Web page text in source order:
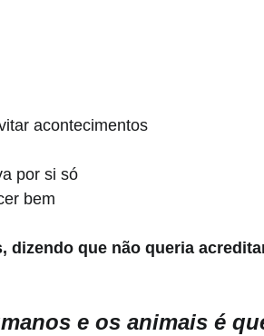
acontecimentos
por si só
bem
dizendo que não queria
e os animais é